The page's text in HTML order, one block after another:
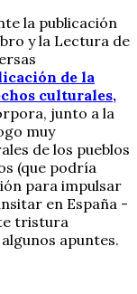
la publicación
y la Lectura de
de la
culturales,
junto a la
muy
de los pueblos
(que podría
para impulsar
en España -
tristura
apuntes.